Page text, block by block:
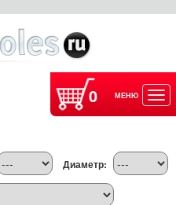
0 МЕНЮ
Диаметр: